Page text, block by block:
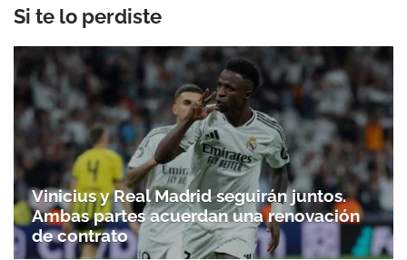
Si te lo perdiste
Vinicius y Real Madrid seguirán juntos.
Ambas partes acuerdan una renovación
de contrato